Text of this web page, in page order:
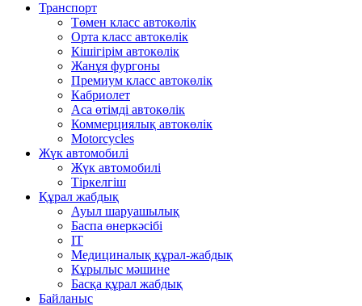
Транспорт
Төмен класс автокөлік
Орта класс автокөлік
Кішігірім автокөлік
Жанұя фургоны
Премиум класс автокөлік
Кабриолет
Аса өтімді автокөлік
Коммерциялық автокөлік
Motorcycles
Жүк автомобилі
Жүк автомобилі
Тіркелгіш
Құрал жабдық
Ауыл шаруашылық
Баспа өнеркәсібі
IT
Медициналық құрал-жабдық
Кұрылыс мәшине
Басқа құрал жабдық
Байланыс